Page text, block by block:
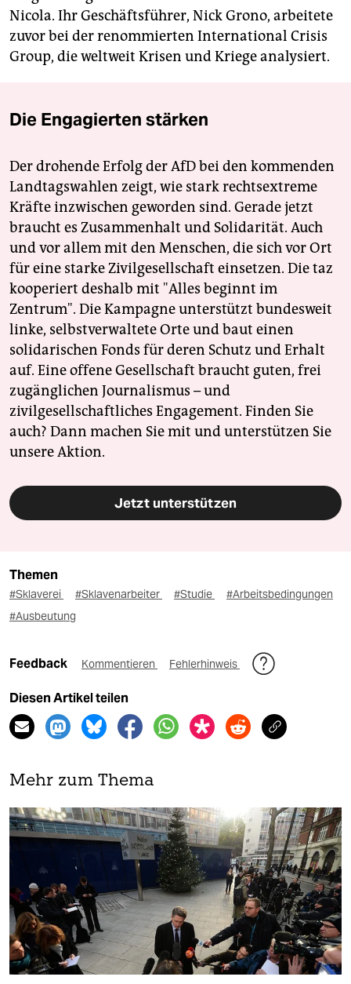
Nicola. Ihr Geschäftsführer, Nick Grono, arbeitete
zuvor bei der renommierten International Crisis
Group, die weltweit Krisen und Kriege analysiert.
Die Engagierten stärken
Der drohende Erfolg der AfD bei den kommenden
Landtagswahlen zeigt, wie stark rechtsextreme
Kräfte inzwischen geworden sind. Gerade jetzt
braucht es Zusammenhalt und Solidarität. Auch
und vor allem mit den Menschen, die sich vor Ort
für eine starke Zivilgesellschaft einsetzen. Die taz
kooperiert deshalb mit "Alles beginnt im
Zentrum". Die Kampagne unterstützt bundesweit
linke, selbstverwaltete Orte und baut einen
solidarischen Fonds für deren Schutz und Erhalt
auf. Eine offene Gesellschaft braucht guten, frei
zugänglichen Journalismus – und
zivilgesellschaftliches Engagement. Finden Sie
auch? Dann machen Sie mit und unterstützen Sie
unsere Aktion.
Jetzt unterstützen
Themen
#Sklaverei #Sklavenarbeiter #Studie
#Arbeitsbedingungen
#Ausbeutung
Feedback Kommentieren Fehlerhinweis
Diesen Artikel teilen
Mehr zum Thema